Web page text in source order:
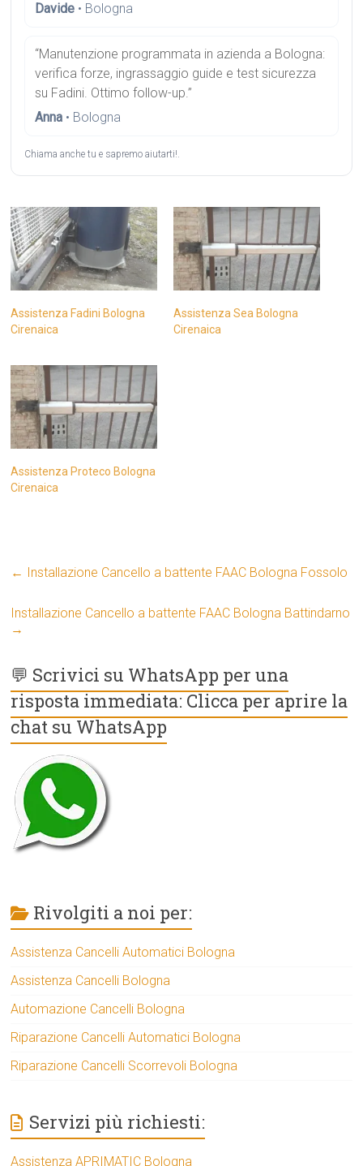
Davide • Bologna
“Manutenzione programmata in azienda a Bologna:
verifica forze, ingrassaggio guide e test sicurezza
su Fadini. Ottimo follow-up.”
Anna • Bologna
Chiama anche tu e sapremo aiutarti!.
Assistenza Fadini Bologna
Cirenaica
Assistenza Sea Bologna
Cirenaica
Assistenza Proteco Bologna
Cirenaica
← Installazione Cancello a battente FAAC Bologna Fossolo
Installazione Cancello a battente FAAC Bologna Battindarno
→
💬 Scrivici su WhatsApp per una
risposta immediata: Clicca per aprire la
chat su WhatsApp
Rivolgiti a noi per:
Assistenza Cancelli Automatici Bologna
Assistenza Cancelli Bologna
Automazione Cancelli Bologna
Riparazione Cancelli Automatici Bologna
Riparazione Cancelli Scorrevoli Bologna
Servizi più richiesti:
Assistenza APRIMATIC Bologna